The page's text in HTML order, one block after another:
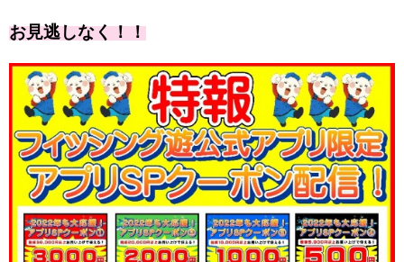
お見逃しなく！！